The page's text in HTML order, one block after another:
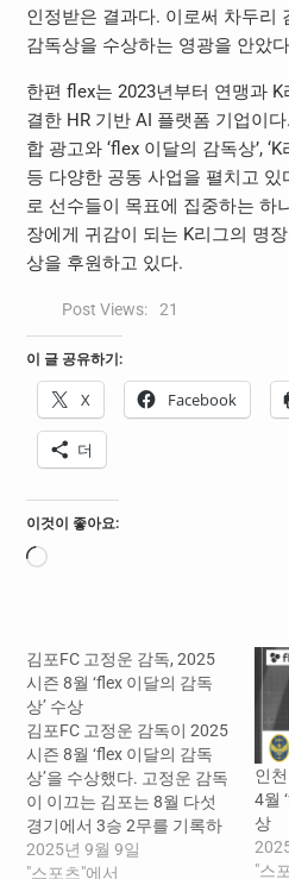
인정받은 결과다. 이로써 차두리
감독상을 수상하는 영광을 안았
한편 flex는 2023년부터 연맹과
결한 HR 기반 AI 플랫폼 기업이
합 광고와 ‘flex 이달의 감독상’,
등 다양한 공동 사업을 펼치고
로 선수들이 목표에 집중하는 하
장에게 귀감이 되는 K리그의 명
상을 후원하고 있다.
Post Views: 21
이 글 공유하기:
X Facebook
더
이것이 좋아요:
로
김포FC 고정운 감독, 2025
시즌 8월 ‘flex 이달의 감독
상’ 수상
김포FC 고정운 감독이 2025
시즌 8월 ‘flex 이달의 감독
상’을 수상했다. 고정운 감독
이 이끄는 김포는 8월 다섯
경기에서 3승 2무를 기록하
며 무패행진을 달렸다. 그 결
과 김포는 8월 한 달간 승점
2025년 9월 9일
"스포츠"에서
인
4월
상
"스